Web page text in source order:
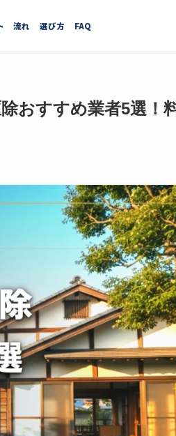
流れ 選び方 FAQ
おすすめ業者5選！